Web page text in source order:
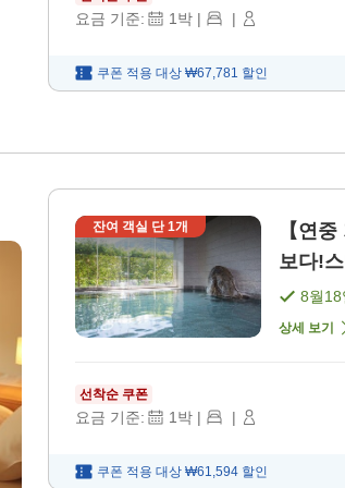
요금 기준: 1박 | |
쿠폰 적용 대상 ₩67,781 할인
잔여 객실 단1개
【연
보다!
8월18
상세 보기
선착순 쿠폰
요금 기준: 1박 | |
쿠폰 적용 대상 ₩61,594 할인